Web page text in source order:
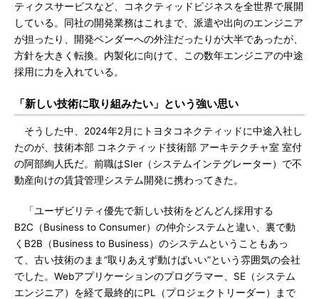
ティクスサービスなど、コネクティッドビジネスを全世界で展開
している。同社の開発業務はこれまで、派遣や出向のエンジニア
が担ったり、開発ベンダーへの外注だったりが大半であったが、
方針を大きく転換。内製化に向けて、この数年エンジニアの中途
採用に力を入れている。
「新しい技術に取り組みたい」という強い思い
そうした中、2024年2月にトヨタコネクティッドに中途入社し
たのが、技術本部 コネクティッド技術部 アーキテクチャ室 室付
の阿部絢人氏だ。前職はSIer（システムインテグレーター）で不
動産向けの賃貸管理システム開発に携わってきた。
「ユーザビリティ優先で新しい技術をどんどん採用する
B2C（Business to Consumer）の仲介システムと違い、裏で動
くB2B（Business to Business）のシステムということもあっ
て、古い技術のまま“取りあえず動けばいい”という雰囲気の会社
でした。Webアプリケーションのプログラマー、SE（システム
エンジニア）を経て最終的にPL（プロジェクトリーダー）まで